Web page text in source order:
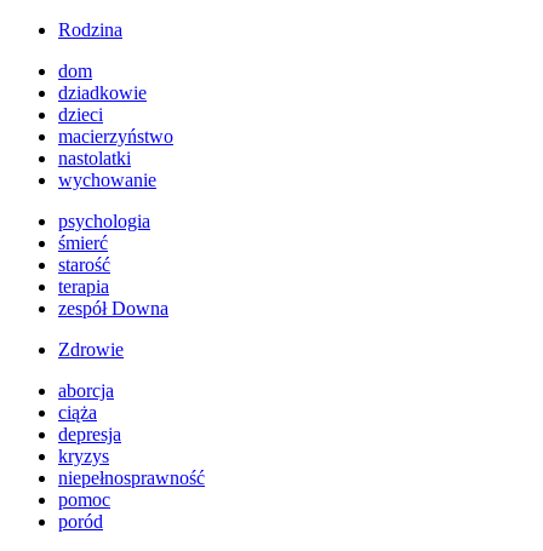
Rodzina
dom
dziadkowie
dzieci
macierzyństwo
nastolatki
wychowanie
psychologia
śmierć
starość
terapia
zespół Downa
Zdrowie
aborcja
ciąża
depresja
kryzys
niepełnosprawność
pomoc
poród